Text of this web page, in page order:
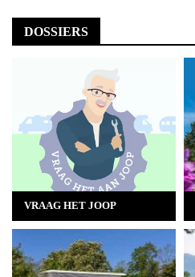
DOSSIERS
VRAAG HET JOOP